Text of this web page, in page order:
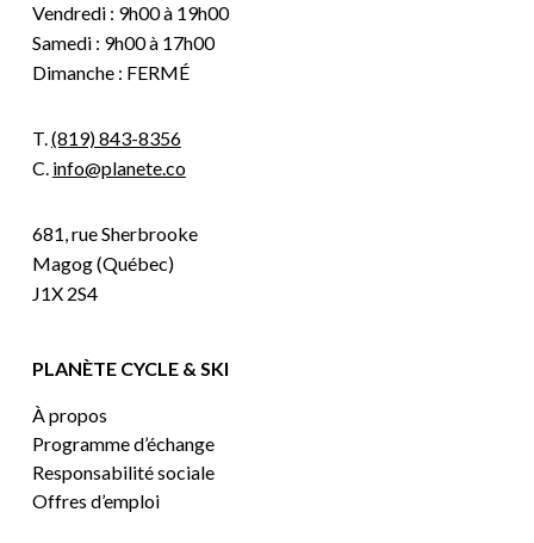
Vendredi : 9h00 à 19h00
Samedi : 9h00 à 17h00
Dimanche : FERMÉ
T.(819) 843-8356
C. info@planete.co
681, rue Sherbrooke
Magog (Québec)
J1X 2S4
PLANÈTE CYCLE & SKI
À propos
Programme d’échange
Responsabilité sociale
Offres d’emploi